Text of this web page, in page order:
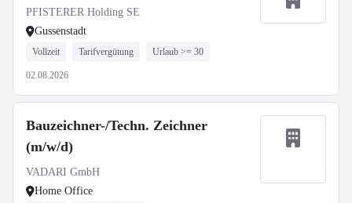
PFISTERER Holding SE
Gussenstadt
Vollzeit Tarifvergütung Urlaub >= 30
02.08.2026
Bauzeichner-/Techn. Zeichner
(m/w/d)
VADARI GmbH
Home Office